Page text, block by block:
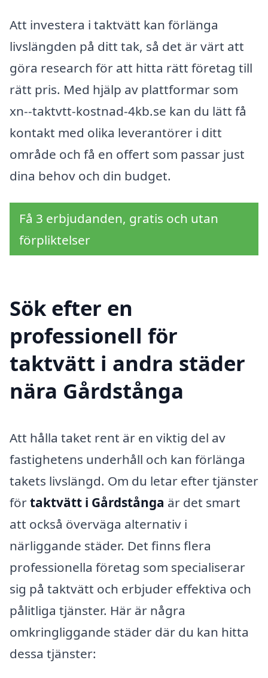
Att investera i taktvätt kan förlänga
livslängden på ditt tak, så det är värt att
göra research för att hitta rätt företag till
rätt pris. Med hjälp av plattformar som
xn--taktvtt-kostnad-4kb.se kan du lätt få
kontakt med olika leverantörer i ditt
område och få en offert som passar just
dina behov och din budget.
Få 3 erbjudanden, gratis och utan
förpliktelser
Sök efter en
professionell för
taktvätt i andra städer
nära Gårdstånga
Att hålla taket rent är en viktig del av
fastighetens underhåll och kan förlänga
takets livslängd. Om du letar efter tjänster
förtaktvätt i Gårdstånga är det smart
att också överväga alternativ i
närliggande städer. Det finns flera
professionella företag som specialiserar
sig på taktvätt och erbjuder effektiva och
pålitliga tjänster. Här är några
omkringliggande städer där du kan hitta
dessa tjänster: